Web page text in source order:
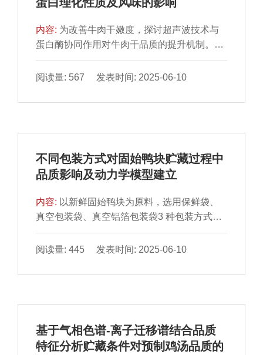
食品工业中调整鱼糜凝胶特性及探索盐替代配
方提供参考。
鲜味氨基酸含量呈先增加后降低趋势，成熟1
为172.12、8.35 mg/100 g，甜味和苦味氨基
酸含量于成熟12 h时最高。因此，湿法成熟1 d
的猪肉熟制后风味最佳。
内容: 为改善牛肉干嫩度，探讨超声波技术与
蛋白酶协同作用对牛肉干品质的提升机制。牛
肉干样品制备最佳工艺为：复合蛋白酶缓冲液
（木瓜蛋白酶、菠萝蛋白酶质量比1∶2）添加
声30 min后，于51 ℃嫩化3.1 h。结果表明，
干肌原纤维蛋白溶解度显著提升，肌原纤维小
面疏水性和牛肉干微观结构得到明显改善。这
些变化揭示了超声波处理能有效破坏牛肉的肌
外，通过气相色谱-质谱联用技术鉴定出45 种
挥发性风味物质，包括11 种醇类、5 种醛类、
17 种烃类、5 种酮类、1 种酚类、2 种酯类、
1 种酸类、2 种醚类、1 种其他物质，超声波
阅读量: 567 发表时间: 2025-06-10
不同包装方式对固始鸭块贮藏过程中
品质影响及动力学模型建立
内容: 以新鲜固始鸭块为原料，选用保鲜袋、
真空包装袋、真空铝箔包装袋3 种包装方式，
置于4 ℃条件下进行贮藏，通过每2 d对固始鸭
块贮藏过程中的质构特性、汁液流失率、硫代
substances，TBARS）值、过氧化值、pH值
始鸭块在贮藏过程中的影响，并以贮藏过程中
动力学模型并探讨三者之间的相关性，进一步
分析固始鸭块贮藏期间品质变化趋势。结果表
阅读量: 445 发表时间: 2025-06-10
基于气相色谱-离子迁移谱结合品质
特征分析贮藏条件对预制鸡汤品质的